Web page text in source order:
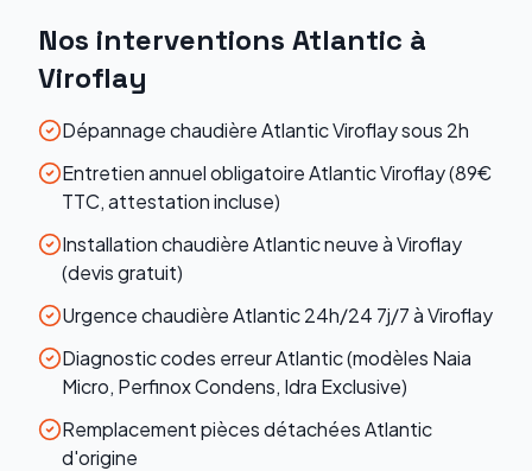
Nos interventions Atlantic à
Viroflay
Dépannage chaudière Atlantic Viroflay sous 2h
Entretien annuel obligatoire Atlantic Viroflay (89€
TTC, attestation incluse)
Installation chaudière Atlantic neuve à Viroflay
(devis gratuit)
Urgence chaudière Atlantic 24h/24 7j/7 à Viroflay
Diagnostic codes erreur Atlantic (modèles Naia
Micro, Perfinox Condens, Idra Exclusive)
Remplacement pièces détachées Atlantic
d'origine